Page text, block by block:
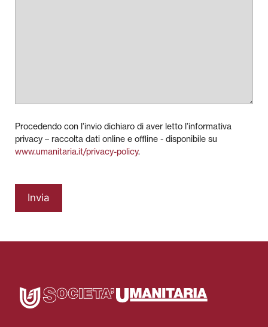
Procedendo con l’invio dichiaro di aver letto l’informativa
privacy – raccolta dati online e offline - disponibile su
www.umanitaria.it/privacy-policy.
Invia